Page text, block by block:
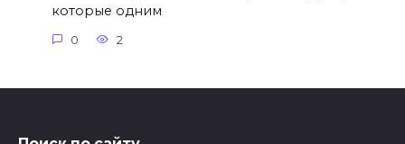
которые одним
0 2